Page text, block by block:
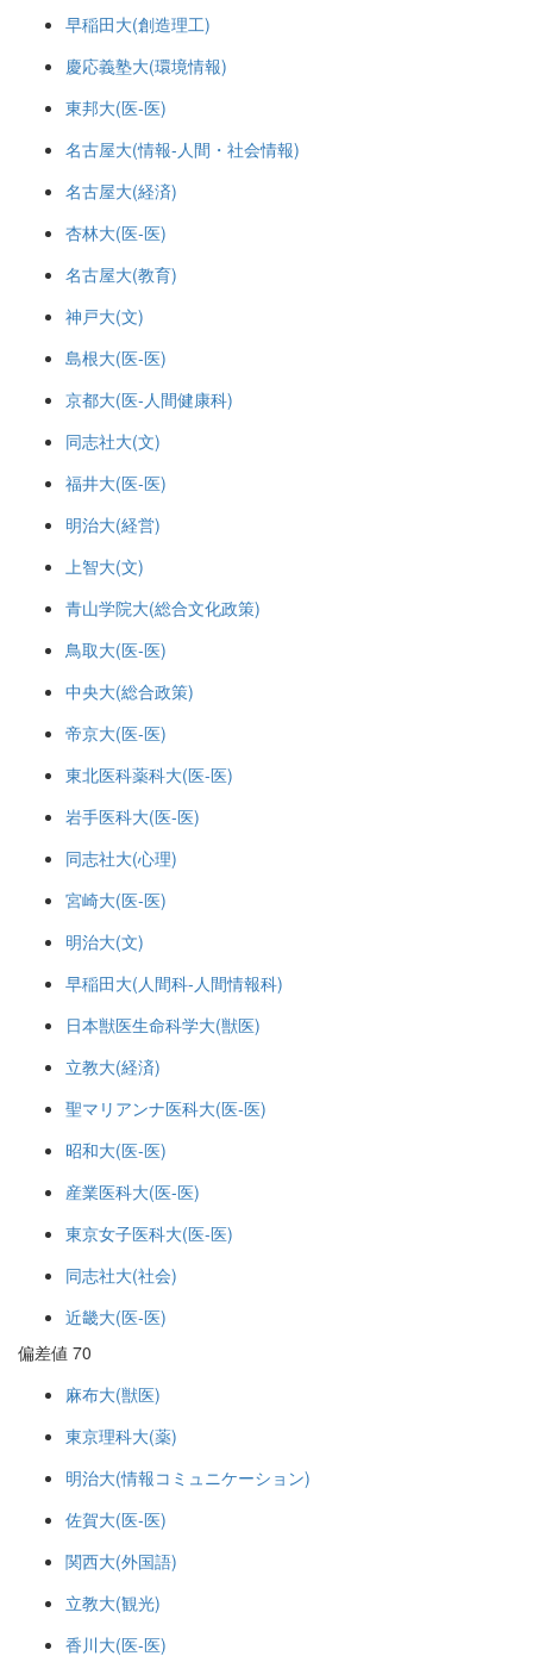
早稲田大(創造理工)
慶応義塾大(環境情報)
東邦大(医-医)
名古屋大(情報-人間・社会情報)
名古屋大(経済)
杏林大(医-医)
名古屋大(教育)
神戸大(文)
島根大(医-医)
京都大(医-人間健康科)
同志社大(文)
福井大(医-医)
明治大(経営)
上智大(文)
青山学院大(総合文化政策)
鳥取大(医-医)
中央大(総合政策)
帝京大(医-医)
東北医科薬科大(医-医)
岩手医科大(医-医)
同志社大(心理)
宮崎大(医-医)
明治大(文)
早稲田大(人間科-人間情報科)
日本獣医生命科学大(獣医)
立教大(経済)
聖マリアンナ医科大(医-医)
昭和大(医-医)
産業医科大(医-医)
東京女子医科大(医-医)
同志社大(社会)
近畿大(医-医)
偏差値 70
麻布大(獣医)
東京理科大(薬)
明治大(情報コミュニケーション)
佐賀大(医-医)
関西大(外国語)
立教大(観光)
香川大(医-医)